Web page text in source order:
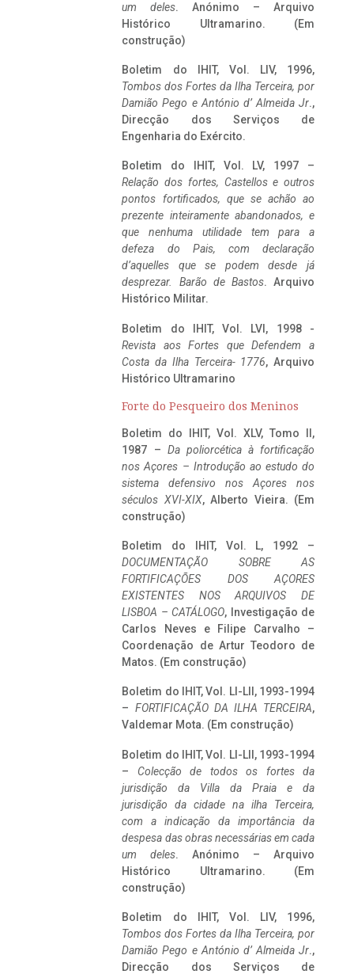
um deles. Anónimo – Arquivo
Histórico Ultramarino. (Em
construção)
Boletim do IHIT, Vol. LIV, 1996,
Tombos dos Fortes da Ilha Terceira, por
Damião Pego e António d’ Almeida Jr.,
Direcção dos Serviços de
Engenharia do Exército.
Boletim do IHIT, Vol. LV, 1997 –
Relação dos fortes, Castellos e outros
pontos fortificados, que se achão ao
prezente inteiramente abandonados, e
que nenhuma utilidade tem para a
defeza do Pais, com declaração
d’aquelles que se podem desde já
desprezar. Barão de Bastos. Arquivo
Histórico Militar.
Boletim do IHIT, Vol. LVI, 1998 -
Revista aos Fortes que Defendem a
Costa da Ilha Terceira- 1776, Arquivo
Histórico Ultramarino
Forte do Pesqueiro dos Meninos
Boletim do IHIT, Vol. XLV, Tomo II,
1987 – Da poliorcética à fortificação
nos Açores – Introdução ao estudo do
sistema defensivo nos Açores nos
séculos XVI-XIX, Alberto Vieira. (Em
construção)
Boletim do IHIT, Vol. L, 1992 –
DOCUMENTAÇÃO SOBRE AS
FORTIFICAÇÕES DOS AÇORES
EXISTENTES NOS ARQUIVOS DE
LISBOA – CATÁLOGO, Investigação de
Carlos Neves e Filipe Carvalho –
Coordenação de Artur Teodoro de
Matos. (Em construção)
Boletim do IHIT, Vol. LI-LII, 1993-1994
– FORTIFICAÇÃO DA ILHA TERCEIRA,
Valdemar Mota. (Em construção)
Boletim do IHIT, Vol. LI-LII, 1993-1994
– Colecção de todos os fortes da
jurisdição da Villa da Praia e da
jurisdição da cidade na ilha Terceira,
com a indicação da importância da
despesa das obras necessárias em cada
um deles. Anónimo – Arquivo
Histórico Ultramarino. (Em
construção)
Boletim do IHIT, Vol. LIV, 1996,
Tombos dos Fortes da Ilha Terceira, por
Damião Pego e António d’ Almeida Jr.,
Direcção dos Serviços de